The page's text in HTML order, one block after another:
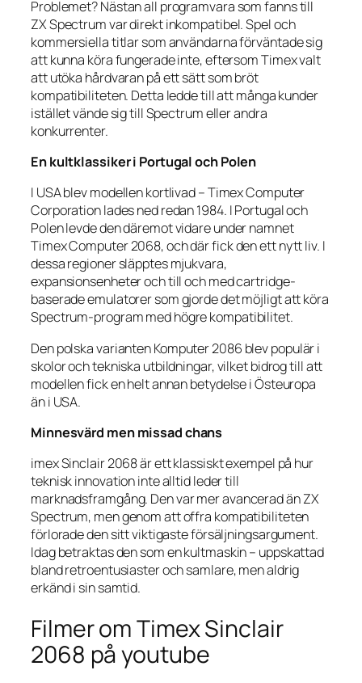
Problemet? Nästan all programvara som fanns till
ZX Spectrum var direkt inkompatibel. Spel och
kommersiella titlar som användarna förväntade sig
att kunna köra fungerade inte, eftersom Timex valt
att utöka hårdvaran på ett sätt som bröt
kompatibiliteten. Detta ledde till att många kunder
istället vände sig till Spectrum eller andra
konkurrenter.
En kultklassiker i Portugal och Polen
I USA blev modellen kortlivad – Timex Computer
Corporation lades ned redan 1984. I Portugal och
Polen levde den däremot vidare under namnet
Timex Computer 2068, och där fick den ett nytt liv. I
dessa regioner släpptes mjukvara,
expansionsenheter och till och med cartridge-
baserade emulatorer som gjorde det möjligt att köra
Spectrum-program med högre kompatibilitet.
Den polska variantenKomputer 2086 blev populär i
skolor och tekniska utbildningar, vilket bidrog till att
modellen fick en helt annan betydelse i Östeuropa
än i USA.
Minnesvärd men missad chans
imex Sinclair 2068 är ett klassiskt exempel på hur
teknisk innovation inte alltid leder till
marknadsframgång. Den var mer avancerad än ZX
Spectrum, men genom att offra kompatibiliteten
förlorade den sitt viktigaste försäljningsargument.
Idag betraktas den som en kultmaskin – uppskattad
bland retroentusiaster och samlare, men aldrig
erkänd i sin samtid.
Filmer om Timex Sinclair
2068 på youtube